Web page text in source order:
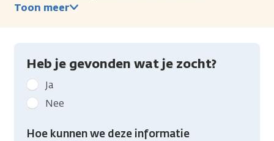
Toon meer
Heb je gevonden wat je zocht?
Geef
kanker.nl
feedback:
Heb
Ja
Nee
Hoe kunnen we deze informatie